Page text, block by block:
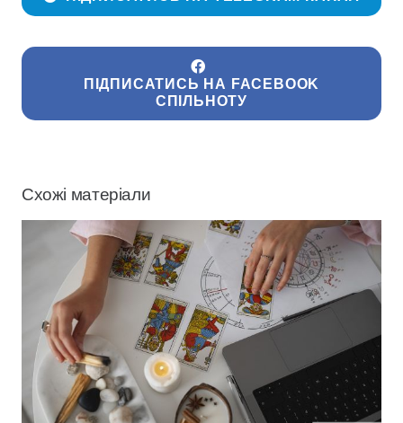
ПІДПИСАТИСЬ НА FACEBOOK
СПІЛЬНОТУ
Схожі матеріали